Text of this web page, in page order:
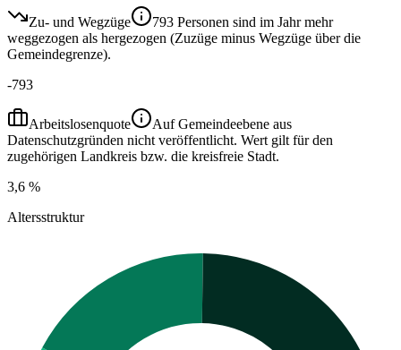
Zu- und Wegzüge
793 Personen sind im Jahr mehr
weggezogen als hergezogen (Zuzüge minus Wegzüge über die
Gemeindegrenze).
-793
Arbeitslosenquote
Auf Gemeindeebene aus
Datenschutzgründen nicht veröffentlicht. Wert gilt für den
zugehörigen Landkreis bzw. die kreisfreie Stadt.
3,6 %
Altersstruktur